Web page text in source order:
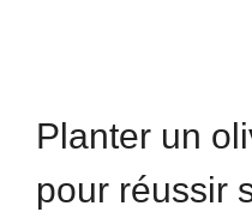
Planter un
pour réussir